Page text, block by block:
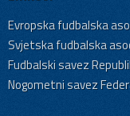
Evropska fudbalska
Svjetska fudbalska
Fudbalski savez
Nogometni savez